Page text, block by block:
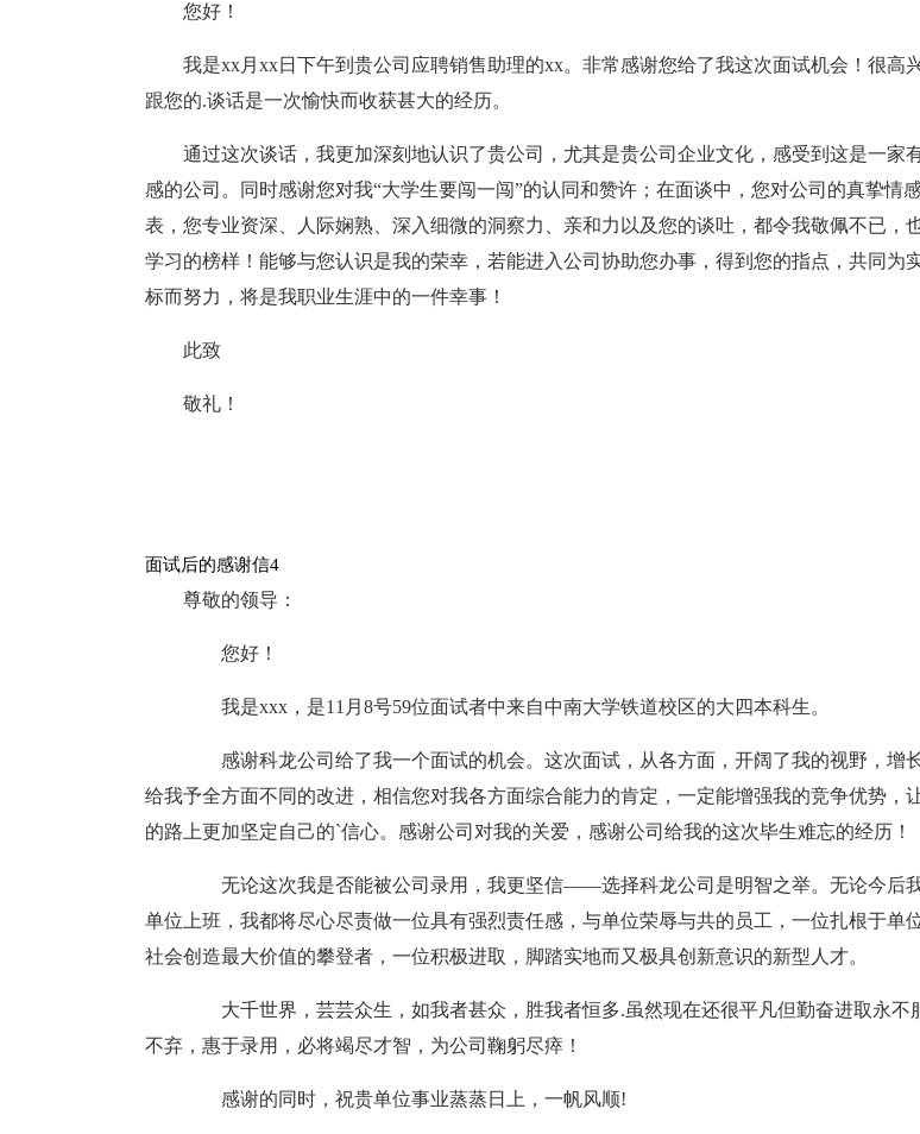
您好！
我是xx月xx日下午到贵公司应聘销售助理的xx。非常感谢您给了我这次面试机会！很高
跟您的.谈话是一次愉快而收获甚大的经历。
通过这次谈话，我更加深刻地认识了贵公司，尤其是贵公司企业文化，感受到这是一家
感的公司。同时感谢您对我“大学生要闯一闯”的认同和赞许；在面谈中，您对公司的真挚情
表，您专业资深、人际娴熟、深入细微的洞察力、亲和力以及您的谈吐，都令我敬佩不已，
学习的榜样！能够与您认识是我的荣幸，若能进入公司协助您办事，得到您的指点，共同为
标而努力，将是我职业生涯中的一件幸事！
此致
敬礼！
面试后的感谢信4
尊敬的领导：
您好！
我是xxx，是11月8号59位面试者中来自中南大学铁道校区的大四本科生。
感谢科龙公司给了我一个面试的机会。这次面试，从各方面，开阔了我的视野，增长
给我予全方面不同的改进，相信您对我各方面综合能力的肯定，一定能增强我的竞争优势，
的路上更加坚定自己的`信心。感谢公司对我的关爱，感谢公司给我的这次毕生难忘的经历！
无论这次我是否能被公司录用，我更坚信――选择科龙公司是明智之举。无论今后
单位上班，我都将尽心尽责做一位具有强烈责任感，与单位荣辱与共的员工，一位扎根于单
社会创造最大价值的攀登者，一位积极进取，脚踏实地而又极具创新意识的新型人才。
大千世界，芸芸众生，如我者甚众，胜我者恒多.虽然现在还很平凡但勤奋进取永不
不弃，惠于录用，必将竭尽才智，为公司鞠躬尽瘁！
感谢的同时，祝贵单位事业蒸蒸日上，一帆风顺!